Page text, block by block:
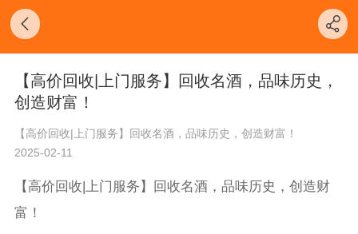
【高价回收|上门服务】回收名酒，品味历史，
创造财富！
【高价回收|上门服务】回收名酒，品味历史，创造财富！
2025-02-11
【高价回收|上门服务】回收名酒，品味历史，创造财
富！